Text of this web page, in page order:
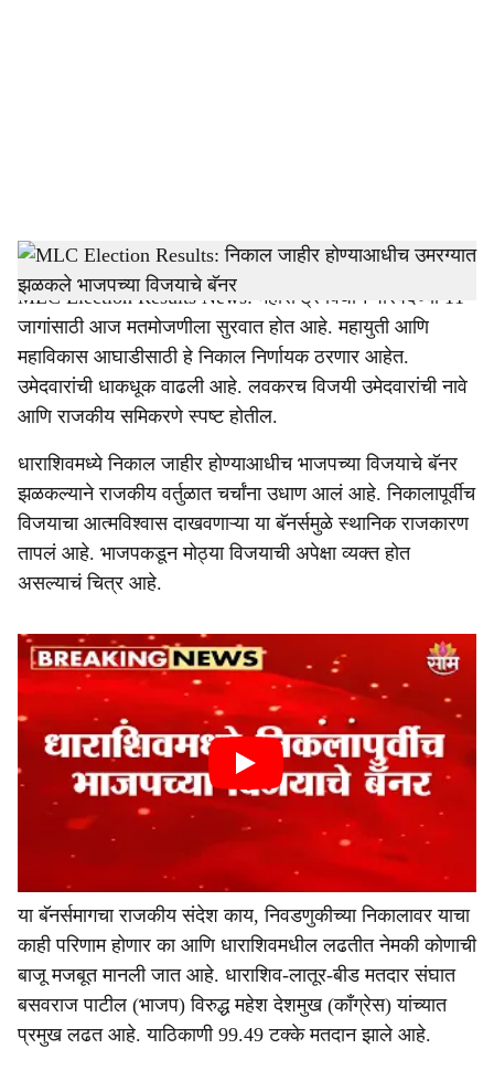
h
a
r
e
Vidhan Bhavan Mumbai, Maharashtra Political Crisis-Sarkarnama
MLC Election Results News: महाराष्ट्र विधान परिषदेच्या 11
जागांसाठी आज मतमोजणीला सुरवात होत आहे. महायुती आणि
महाविकास आघाडीसाठी हे निकाल निर्णायक ठरणार आहेत.
उमेदवारांची धाकधूक वाढली आहे. लवकरच विजयी उमेदवारांची नावे
आणि राजकीय समिकरणे स्पष्ट होतील.
धाराशिवमध्ये निकाल जाहीर होण्याआधीच भाजपच्या विजयाचे बॅनर
झळकल्याने राजकीय वर्तुळात चर्चांना उधाण आलं आहे. निकालापूर्वीच
विजयाचा आत्मविश्वास दाखवणाऱ्या या बॅनर्समुळे स्थानिक राजकारण
तापलं आहे. भाजपकडून मोठ्या विजयाची अपेक्षा व्यक्त होत
असल्याचं चित्र आहे.
या बॅनर्समागचा राजकीय संदेश काय, निवडणुकीच्या निकालावर याचा
काही परिणाम होणार का आणि धाराशिवमधील लढतीत नेमकी कोणाची
बाजू मजबूत मानली जात आहे. धाराशिव-लातूर-बीड मतदार संघात
बसवराज पाटील (भाजप) विरुद्ध महेश देशमुख (काँग्रेस) यांच्यात
प्रमुख लढत आहे. याठिकाणी 99.49 टक्के मतदान झाले आहे.